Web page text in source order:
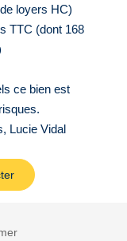
loyers HC)
TTC (dont 168
ce bien est
Lucie Vidal